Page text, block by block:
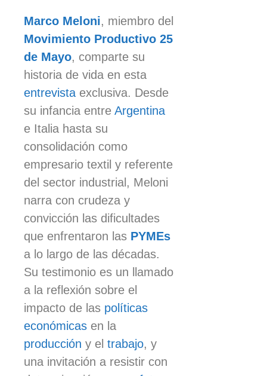
Marco Meloni, miembro del
Movimiento Productivo 25
de Mayo, comparte su
historia de vida en esta
entrevista exclusiva. Desde
su infancia entre Argentina
e Italia hasta su
consolidación como
empresario textil y referente
del sector industrial, Meloni
narra con crudeza y
convicción las dificultades
que enfrentaron las PYMEs
a lo largo de las décadas.
Su testimonio es un llamado
a la reflexión sobre el
impacto de las políticas
económicas en la
producción y el trabajo, y
una invitación a resistir con